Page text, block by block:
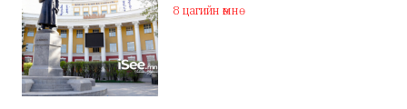
8 цагийн өмнө